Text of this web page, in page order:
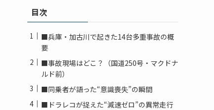
目次
■兵庫・加古川で起きた14台多重事故の概
要
■事故現場はどこ？（国道250号・マクドナ
ルド前）
■同乗者が語った“意識喪失”の瞬間
■ドラレコが捉えた“減速ゼロ”の異常走行